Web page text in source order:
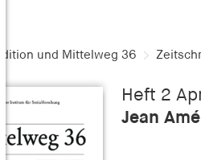
und Mittelweg 36
Heft 2
Jean